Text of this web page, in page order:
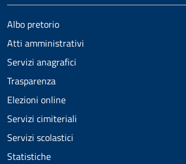
Albo pretorio
Atti amministrativi
Servizi anagrafici
Trasparenza
Elezioni online
Servizi cimiteriali
Servizi scolastici
Statistiche